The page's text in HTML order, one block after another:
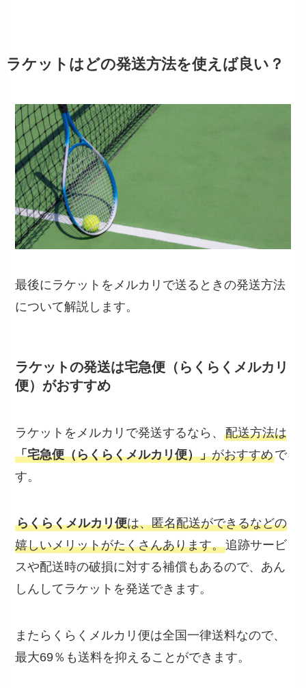
ラケットはどの発送方法を使えば良い？
最後にラケットをメルカリで送るときの発送方法
について解説します。
ラケットの発送は宅急便（らくらくメルカリ
便）がおすすめ
ラケットをメルカリで発送するなら、配送方法は
「宅急便（らくらくメルカリ便）」がおすすめで
す。
らくらくメルカリ便は、匿名配送ができるなどの
嬉しいメリットがたくさんあります。追跡サービ
スや配送時の破損に対する補償もあるので、あん
しんしてラケットを発送できます。
またらくらくメルカリ便は全国一律送料なので、
最大69％も送料を抑えることができます。